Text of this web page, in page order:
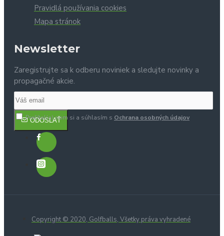
Pravidlá používania cookies
Mapa stránok
Newsletter
Zaregistrujte sa k odberu noviniek a sledujte novinky a
propagačné akcie.
ODOSLAŤ
Prečítal(a) som si a súhlasím s Ochrana osobných údajov
Copyright © 2020, Golfballs, Všetky práva vyhradené